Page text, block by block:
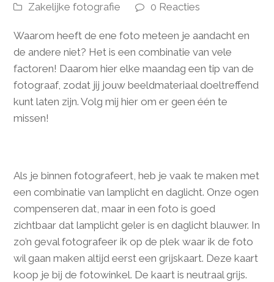
Zakelijke fotografie
0 Reacties
Waarom heeft de ene foto meteen je aandacht en
de andere niet? Het is een combinatie van vele
factoren! Daarom hier elke maandag een tip van de
fotograaf, zodat jij jouw beeldmateriaal doeltreffend
kunt laten zijn. Volg mij hier om er geen één te
missen!
Als je binnen fotografeert, heb je vaak te maken met
een combinatie van lamplicht en daglicht. Onze ogen
compenseren dat, maar in een foto is goed
zichtbaar dat lamplicht geler is en daglicht blauwer. In
zo’n geval fotografeer ik op de plek waar ik de foto
wil gaan maken altijd eerst een grijskaart. Deze kaart
koop je bij de fotowinkel. De kaart is neutraal grijs.